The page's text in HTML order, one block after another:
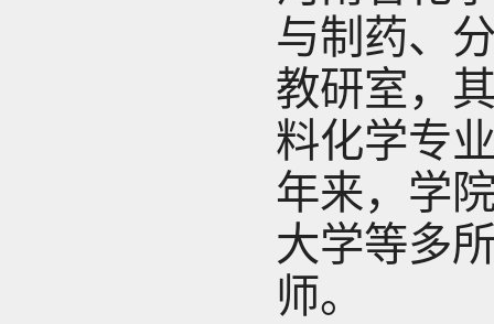
与制药、
教研室，
料化学专
年来，学
大学等多
师。